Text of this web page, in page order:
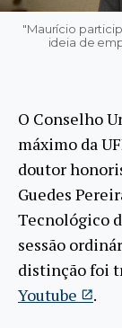
"Maurício
ideia de
O Conselho
máximo da
doutor
Guedes
Tecnológico
sessão
distinção foi
Youtube
.